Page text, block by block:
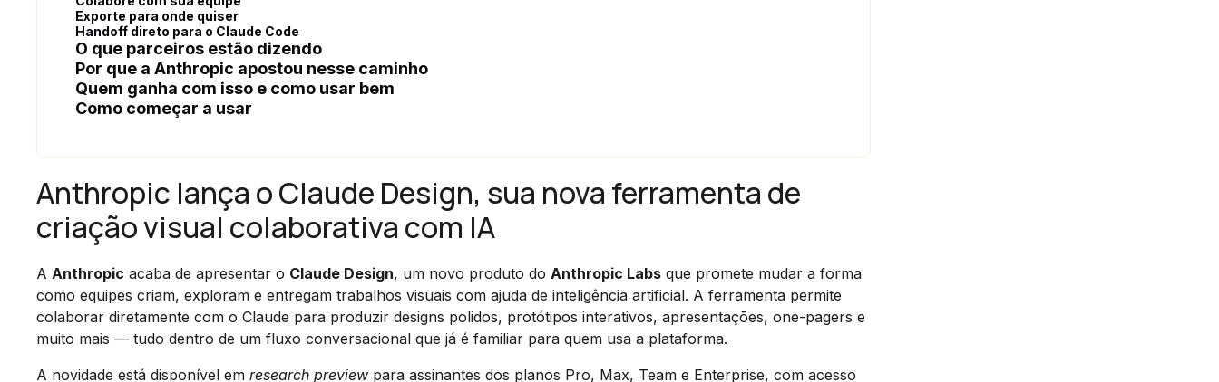
Exporte para onde quiser
Handoff direto para o Claude Code
O que parceiros estão dizendo
Por que a Anthropic apostou nesse caminho
Quem ganha com isso e como usar bem
Como começar a usar
Anthropic lança o Claude Design, sua nova ferramenta de
criação visual colaborativa com IA
A Anthropic acaba de apresentar o Claude Design, um novo produto do Anthropic Labs que promete mudar a forma
como equipes criam, exploram e entregam trabalhos visuais com ajuda de inteligência artificial. A ferramenta permite
colaborar diretamente com o Claude para produzir designs polidos, protótipos interativos, apresentações, one-pagers e
muito mais — tudo dentro de um fluxo conversacional que já é familiar para quem usa a plataforma.
A novidade está disponível em research preview para assinantes dos planos Pro, Max, Team e Enterprise, com acesso